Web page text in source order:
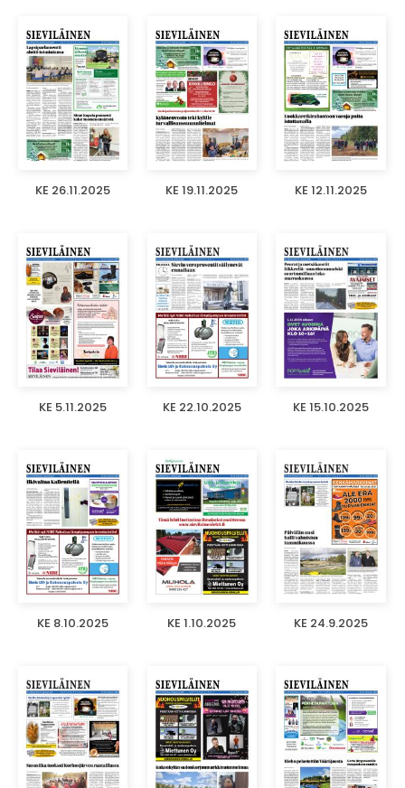
KE 26.11.2025 KE 19.11.2025 KE 12.11.2025
KE 5.11.2025 KE 22.10.2025 KE 15.10.2025
KE 8.10.2025 KE 1.10.2025 KE 24.9.2025